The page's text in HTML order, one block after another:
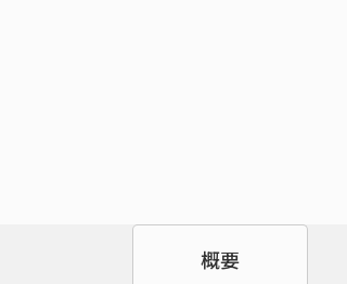
概要